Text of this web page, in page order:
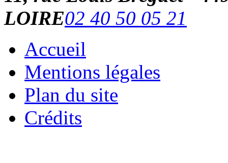
LOIRE02 40 50 05 21
Accueil
Mentions légales
Plan du site
Crédits